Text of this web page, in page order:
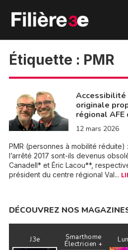
Étiquette : PMR
Accessibilité
originale
régional AFE
12 mars 2026
PMR (personnes à mobilité réduite)
l’arrêté 2017 sont-ils devenus
Canadell* et Éric Lacou**,
président du centre régional Val...
DÉCOUVREZ NOS
J3e Smarthome
Électricien +